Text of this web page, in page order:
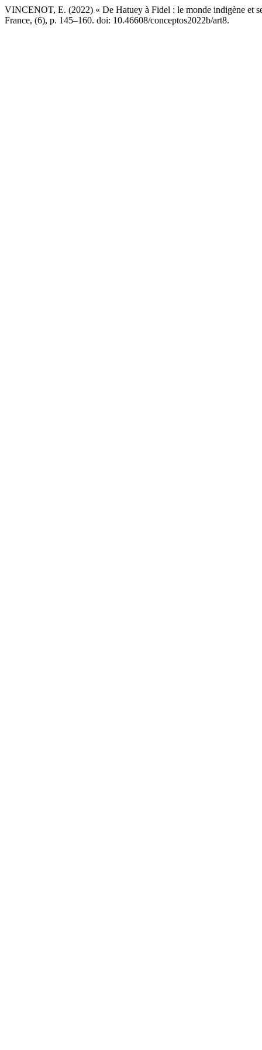
VINCENOT, E. (2022) « De Hatuey à Fidel : le monde indigène et
France, (6), p. 145–160. doi: 10.46608/conceptos2022b/art8.